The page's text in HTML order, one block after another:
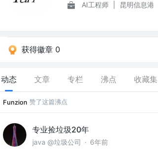
AI工程师 昆明信息港
获得徽章 0
动态 文章 专栏 沸点 收藏集
Funzion 赞了这篇沸点
专业捡垃圾20年
java @垃圾公司 · 6年前